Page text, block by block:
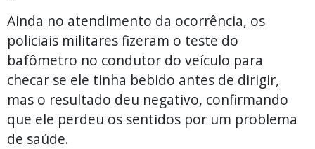
Ainda no atendimento da ocorrência, os
policiais militares fizeram o teste do
bafômetro no condutor do veículo para
checar se ele tinha bebido antes de dirigir,
mas o resultado deu negativo, confirmando
que ele perdeu os sentidos por um problema
de saúde.